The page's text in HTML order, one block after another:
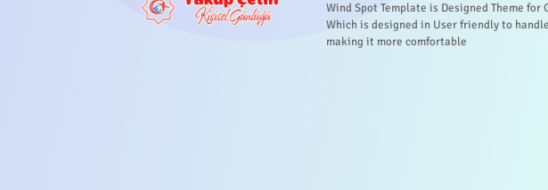
Wind Spot Template is Designed Theme
Which is designed in User friendly to
making it more comfortable